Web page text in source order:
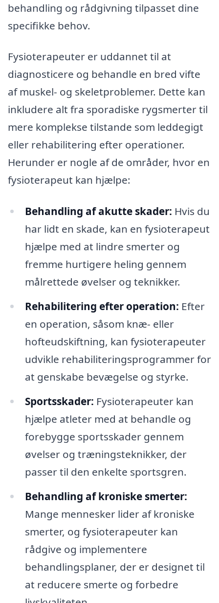
behandling og rådgivning tilpasset dine
specifikke behov.
Fysioterapeuter er uddannet til at
diagnosticere og behandle en bred vifte
af muskel- og skeletproblemer. Dette kan
inkludere alt fra sporadiske rygsmerter til
mere komplekse tilstande som leddegigt
eller rehabilitering efter operationer.
Herunder er nogle af de områder, hvor en
fysioterapeut kan hjælpe:
Behandling af akutte skader: Hvis du
har lidt en skade, kan en fysioterapeut
hjælpe med at lindre smerter og
fremme hurtigere heling gennem
målrettede øvelser og teknikker.
Rehabilitering efter operation: Efter
en operation, såsom knæ- eller
hofteudskiftning, kan fysioterapeuter
udvikle rehabiliteringsprogrammer for
at genskabe bevægelse og styrke.
Sportsskader: Fysioterapeuter kan
hjælpe atleter med at behandle og
forebygge sportsskader gennem
øvelser og træningsteknikker, der
passer til den enkelte sportsgren.
Behandling af kroniske smerter:
Mange mennesker lider af kroniske
smerter, og fysioterapeuter kan
rådgive og implementere
behandlingsplaner, der er designet til
at reducere smerte og forbedre